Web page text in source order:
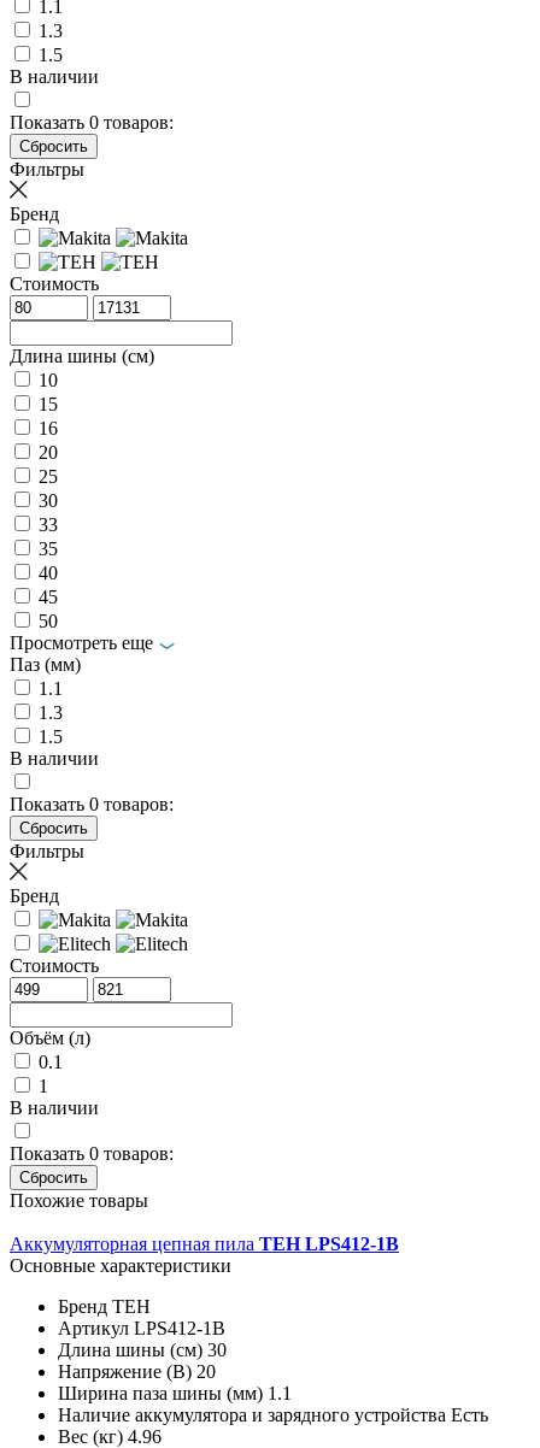
1.1
1.3
1.5
В наличии
Показать 0 товаров:
Фильтры
Бренд
Стоимость
Длина шины (см)
10
15
16
20
25
30
33
35
40
45
50
Просмотреть еще
Паз (мм)
1.1
1.3
1.5
В наличии
Показать 0 товаров:
Фильтры
Бренд
Стоимость
Объём (л)
0.1
1
В наличии
Показать 0 товаров:
Похожие товары
Аккумуляторная цепная пила TEH LPS412-1B
Основные характеристики
Бренд TEH
Артикул LPS412-1B
Длина шины (см) 30
Напряжение (В) 20
Ширина паза шины (мм) 1.1
Наличие аккумулятора и зарядного устройства Есть
Вес (кг) 4.96